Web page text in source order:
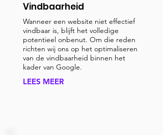
Vindbaarheid
Wanneer een website niet effectief
vindbaar is, blijft het volledige
potentieel onbenut. Om die reden
richten wij ons op het optimaliseren
van de vindbaarheid binnen het
kader van Google.
LEES MEER